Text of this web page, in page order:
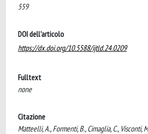
559
DOI dell'articolo
https://dx.doi.org/10.5588/ijtld.24.0209
Fulltext
none
Citazione
Matteelli, A., Formenti, B., Cimaglia, C., Visconti,